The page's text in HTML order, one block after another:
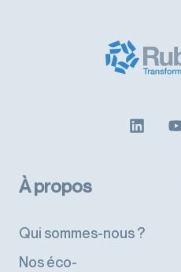
À propos
Qui sommes-nous ?
Nos éco-